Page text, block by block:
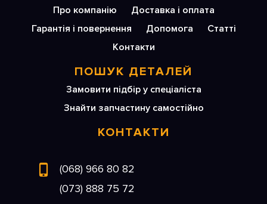
Про компанію
Доставка і оплата
Гарантія і повернення
Допомога
Статті
Контакти
ПОШУК ДЕТАЛЕЙ
Замовити підбір у спеціаліста
Знайти запчастину самостійно
КОНТАКТИ
(068) 966 80 82
(073) 888 75 72